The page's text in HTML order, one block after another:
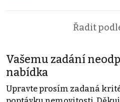
Řadit
Vašemu zadání
nabídka
Upravte prosím zadaná